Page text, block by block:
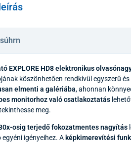
EXPLORE HD8 elektronikus
köszönhetően rendkívül egyszerű és
elmenti a galériába, ahonnan
monitorhoz való csatlakoztatás
meg.
osig terjedő fokozatmentes nagyítás
igényeihez. A képkimerevítési